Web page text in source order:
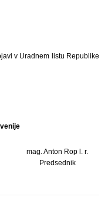
v Uradnem listu Republike
mag. Anton Rop l. r.
Predsednik